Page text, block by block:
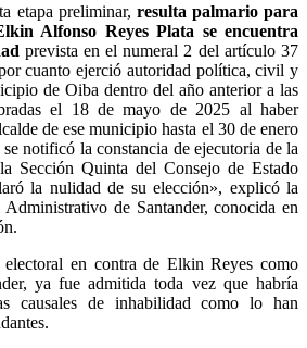
etapa preliminar, resulta palmario para
Alfonso Reyes Plata se encuentra
prevista en el numeral 2 del artículo 37
cuanto ejerció autoridad política, civil y
de Oiba dentro del año anterior a las
el 18 de mayo de 2025 al haber
de ese municipio hasta el 30 de enero
notificó la constancia de ejecutoria de la
Sección Quinta del Consejo de Estado
la nulidad de su elección», explicó la
de Santander, conocida en
en contra de Elkin Reyes como
ya fue admitida toda vez que habría
causales de inhabilidad como lo han